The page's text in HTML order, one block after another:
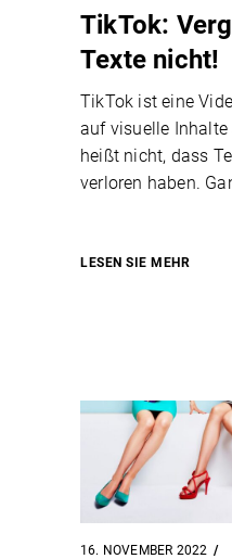
TikTok:
Texte nicht!
TikTok ist eine
auf visuelle
heißt nicht, dass
verloren haben.
LESEN SIE MEHR
16. NOVEMBER 2022